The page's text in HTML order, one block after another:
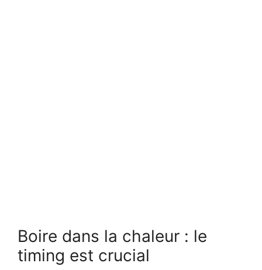
Boire dans la chaleur : le
timing est crucial